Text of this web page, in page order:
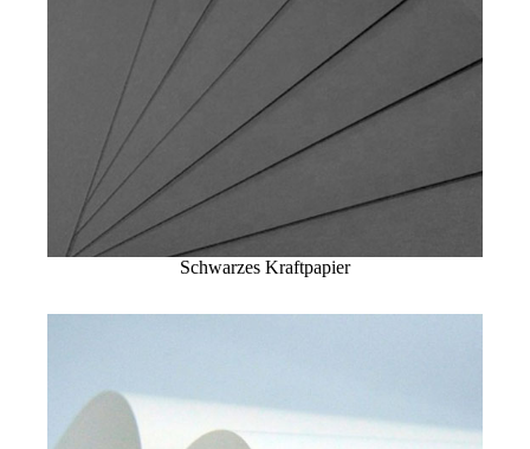
Schwarzes Kraftpapier